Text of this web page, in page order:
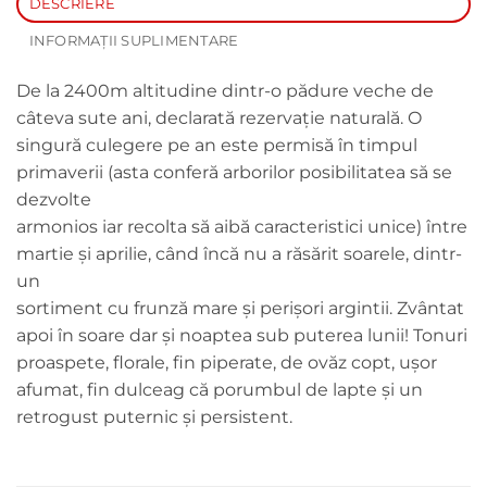
DESCRIERE
INFORMAȚII SUPLIMENTARE
De la 2400m altitudine dintr-o pădure veche de
câteva sute ani, declarată rezervație naturală. O
singură culegere pe an este permisă în timpul
primaverii (asta conferă arborilor posibilitatea să se
dezvolte
armonios iar recolta să aibă caracteristici unice) între
martie și aprilie, când încă nu a răsărit soarele, dintr-
un
sortiment cu frunză mare și perișori argintii. Zvântat
apoi în soare dar și noaptea sub puterea lunii! Tonuri
proaspete, florale, fin piperate, de ovăz copt, ușor
afumat, fin dulceag că porumbul de lapte și un
retrogust puternic și persistent.